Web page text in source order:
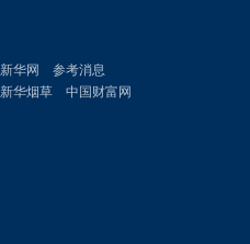
新华网
参考消息
新华烟草
中国财富网